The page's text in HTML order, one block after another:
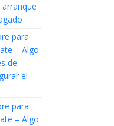
para
– Algo
de
el
para
– Algo